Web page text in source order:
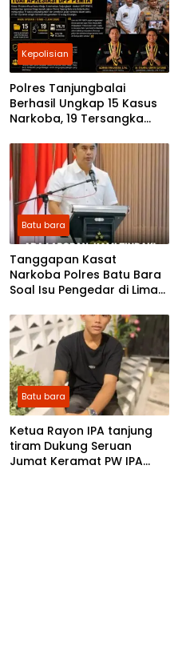
Kepolisian
Polres Tanjungbalai
Berhasil Ungkap 15 Kasus
Narkoba, 19 Tersangka
Apresiasi DPP PEMTA
Batu bara
Tanggapan Kasat
Narkoba Polres Batu Bara
Soal Isu Pengedar di Lima
Tindak! Jangan Sebar
Batu bara
Ketua Rayon IPA tanjung
tiram Dukung Seruan
Jumat Keramat PW IPA